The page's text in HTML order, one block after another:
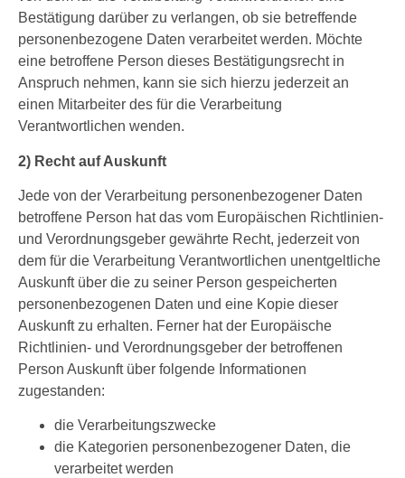
Bestätigung darüber zu verlangen, ob sie betreffende
personenbezogene Daten verarbeitet werden. Möchte
eine betroffene Person dieses Bestätigungsrecht in
Anspruch nehmen, kann sie sich hierzu jederzeit an
einen Mitarbeiter des für die Verarbeitung
Verantwortlichen wenden.
2) Recht auf Auskunft
Jede von der Verarbeitung personenbezogener Daten
betroffene Person hat das vom Europäischen Richtlinien-
und Verordnungsgeber gewährte Recht, jederzeit von
dem für die Verarbeitung Verantwortlichen unentgeltliche
Auskunft über die zu seiner Person gespeicherten
personenbezogenen Daten und eine Kopie dieser
Auskunft zu erhalten. Ferner hat der Europäische
Richtlinien- und Verordnungsgeber der betroffenen
Person Auskunft über folgende Informationen
zugestanden:
die Verarbeitungszwecke
die Kategorien personenbezogener Daten, die
verarbeitet werden